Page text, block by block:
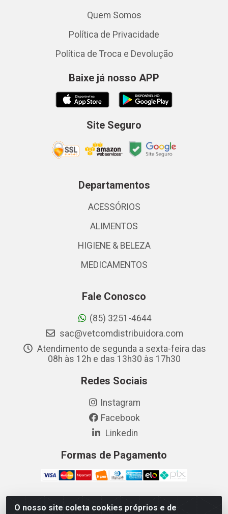
O nosso site coleta cookies próprios e de
Quem Somos
Política de Privacidade
Política de Troca e Devolução
Baixe já nosso APP
Site Seguro
Departamentos
ACESSÓRIOS
ALIMENTOS
HIGIENE & BELEZA
MEDICAMENTOS
Fale Conosco
(85) 3251-4644
sac@vetcomdistribuidora.com
Atendimento de segunda a sexta-feira das
08h às 12h e das 13h30 às 17h30
Redes Sociais
Instagram
Facebook
Linkedin
Formas de Pagamento